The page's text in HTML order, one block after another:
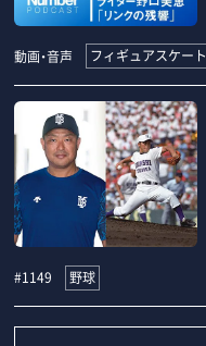
動画・音声 フィギュアスケート
#1149 野球